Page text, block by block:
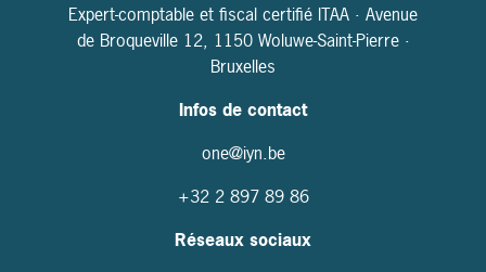
Expert-comptable et fiscal certifié ITAA · Avenue
de Broqueville 12, 1150 Woluwe-Saint-Pierre ·
Bruxelles
Infos de contact
one@iyn.be
+32 2 897 89 86
Réseaux sociaux